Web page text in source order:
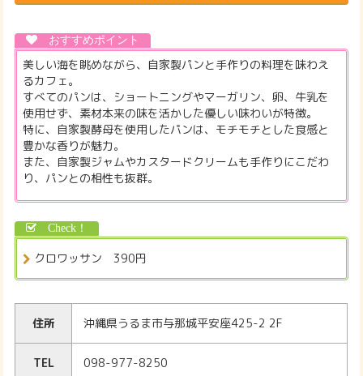
美しい海を眺めながら、自家製パンと手作りの料理を味わえ
るカフェ。
すべてのパンは、ショートニングやマーガリン、卵、牛乳を
使用せず、素材本来の味を活かした優しい味わいが特徴。
特に、自家製酵母を使用したパンは、モチモチとした食感と
豊かな香りが魅力。
また、自家製ジャムやカスタードクリームも手作りにこだわ
り、パンとの相性も抜群。
クロワッサン 390円
住所 沖縄県うるま市与那城平安座425-2 2F
TEL 098-977-8250